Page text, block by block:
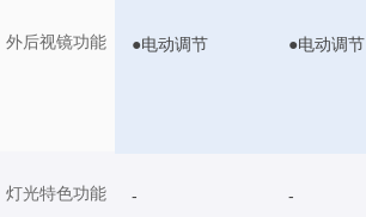
外后视镜功能
灯光特色功能
●电动调节 ●电动调节
- -